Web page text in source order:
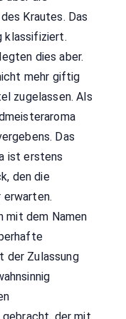
Krautes. Das
klassifiziert.
dies aber.
mehr giftig
zugelassen. Als
Das
ist erstens
den die
erwarten.
mit dem Namen
der Zulassung
der mit